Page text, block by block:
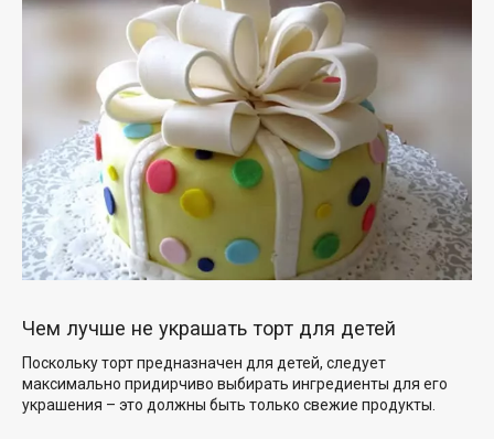
Чем лучше не украшать торт для детей
Поскольку торт предназначен для детей, следует
максимально придирчиво выбирать ингредиенты для его
украшения – это должны быть только свежие продукты.